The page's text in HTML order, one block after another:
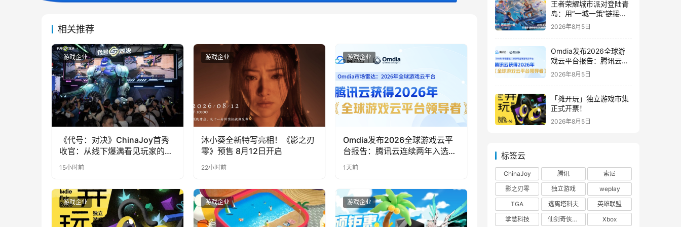
相关推荐
游戏企业
《代号：对决》ChinaJoy首秀
收官：从线下爆满看见玩家的真
实期待
15小时前
游戏企业
沐小葵全新特写亮相！《影之刃
零》预售 8月12日开启
22小时前
游戏企业
Omdia发布2026全球游戏云平
台报告：腾讯云连续两年入选
“领导者”象限
1天前
游戏企业 游戏企业 游戏企业
王者荣耀城市派对登陆青
岛：用“一城一策”链接海
洋场景，以双向奔赴带动
2026年8月5日
Omdia发布2026全球游
戏云平台报告：腾讯云连
续两年入选“领导者”象限
2026年8月5日
「摊开玩」独立游戏市集
正式开票！
2026年8月5日
标签云
ChinaJoy 腾讯
索尼
影之刃零
独立游戏
weplay
TGA
逃离塔科夫
英雄联盟
掌慧科技
仙剑奇侠传四 Xbox